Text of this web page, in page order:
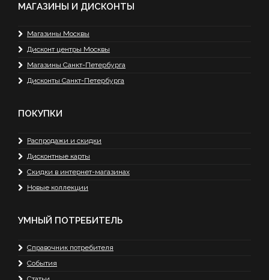
МАГАЗИНЫ И ДИСКОНТЫ
Магазины Москвы
Дисконт центры Москвы
Магазины Санкт-Петербурга
Дисконты Санкт-Петербурга
ПОКУПКИ
Распродажи и скидки
Дисконтные карты
Скидки в интернет-магазинах
Новые коллекции
УМНЫЙ ПОТРЕБИТЕЛЬ
Справочник потребителя
События